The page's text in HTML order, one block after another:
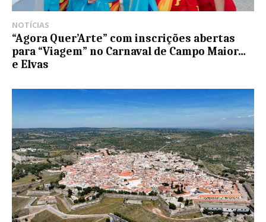
NOTÍCIAS
“Agora Quer’Arte” com inscrições abertas
para “Viagem” no Carnaval de Campo Maior…
e Elvas